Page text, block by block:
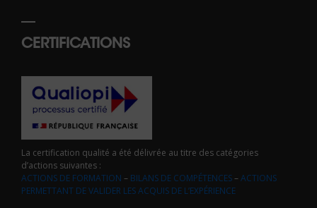
CERTIFICATIONS
La certification qualité a été délivrée au titre des catégories
d’actions suivantes :
ACTIONS DE FORMATION – BILANS DE COMPÉTENCES–ACTIONS
PERMETTANT DE VALIDER LES ACQUIS DE L’EXPÉRIENCE